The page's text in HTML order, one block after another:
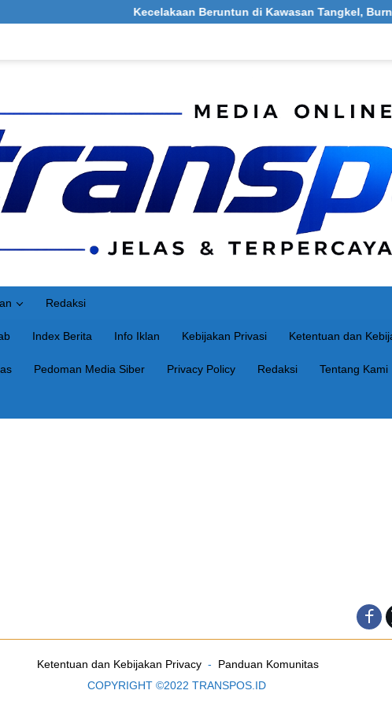
Kecelakaan Beruntun di Kawasan Tangkel,
Redaksi
Index Berita Info Iklan Kebijakan Privasi Ketentuan dan
Pedoman Media Siber Privacy Policy Redaksi Tentang Kami
Ketentuan dan Kebijakan Privacy
Panduan Komunitas
COPYRIGHT ©2022 TRANSPOS.ID